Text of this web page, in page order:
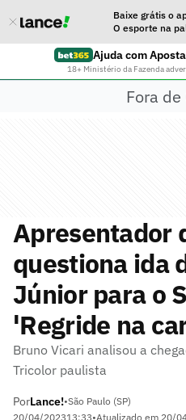
Baixe grátis o
O esporte na
Ajuda com
18+ Ministério da Fazenda
Fora
Apresentador
questiona ida
Júnior para o
'Regride na
Bruno Vicari analisou a
Tricolor paulista
PorLance!•São Paulo (SP)
20/04/202313:33•Atualizado em 20/